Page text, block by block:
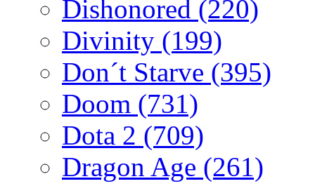
Dishonored (220)
Divinity (199)
Don´t Starve (395)
Doom (731)
Dota 2 (709)
Dragon Age (261)